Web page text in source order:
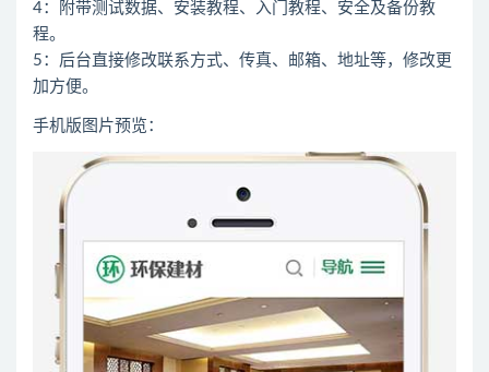
4：附带测试数据、安装教程、入门教程、安全及备份教
程。
5：后台直接修改联系方式、传真、邮箱、地址等，修改更
加方便。
手机版图片预览：